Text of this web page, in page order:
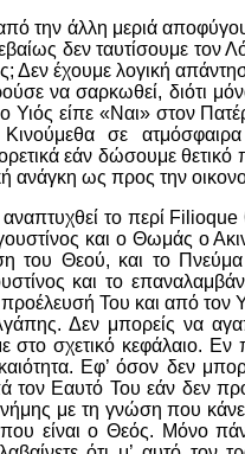
την άλλη μεριά
δεν ταυτίσουμε τον
Δεν έχουμε λογική
να σαρκωθεί, διότι
ο Υιός είπε «Ναι» στον
σε
εάν δώσουμε θετικό
ανάγκη ως προς την
το περί Filioque
και ο Θωμάς ο
του Θεού, και το Πνεύμα
και το
Του και από τον
Δεν μπορείς να
στο σχετικό κεφάλαιο. Εν
Εφ’ όσον δεν
τον Εαυτό Του εάν δεν
με τη γνώση που
είναι ο Θεός. Μόνο